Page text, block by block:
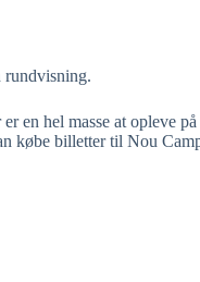
rundvisning.
en hel masse at opleve
købe billetter til Nou